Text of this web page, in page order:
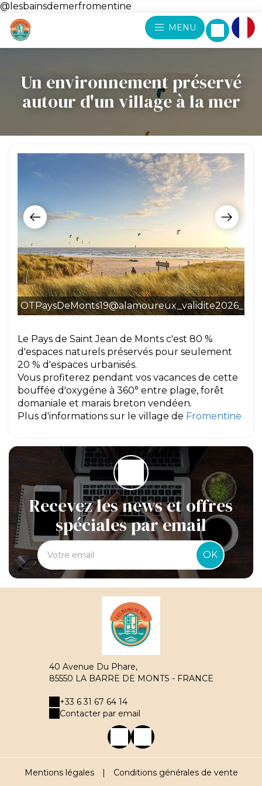
@lesbainsdemerfromentine
MENU
Un environnement préservé
autour d'un village à la mer
Le Pays de Saint Jean de Monts c'est 80 %
d'espaces naturels préservés pour seulement
20 % d'espaces urbanisés.
Vous profiterez pendant vos vacances de cette
bouffée d'oxygéne à 360° entre plage, forêt
domaniale et marais breton vendéen.
Plus d'informations sur le village de Fromentine
Recevez les news et offres
spéciales par email
OK
40 Avenue Du Phare,
85550 LA BARRE DE MONTS - FRANCE
+33 6 31 67 64 14
Contacter par email
Mentions légales | Conditions générales de vente